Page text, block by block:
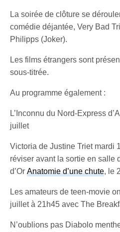
La soirée de clôture se
comédie déjantée, Very Bad
Philipps (Joker).
Les films étrangers sont
sous-titrée.
Au programme également :
L’Inconnu du Nord-Express
juillet
Victoria de Justine Triet mardi
réviser avant la sortie en salle
d’OrAnatomie d’une chute, le
Les amateurs de teen-movie
juillet à 21h45 avec The
N’oublions pas Diabolo